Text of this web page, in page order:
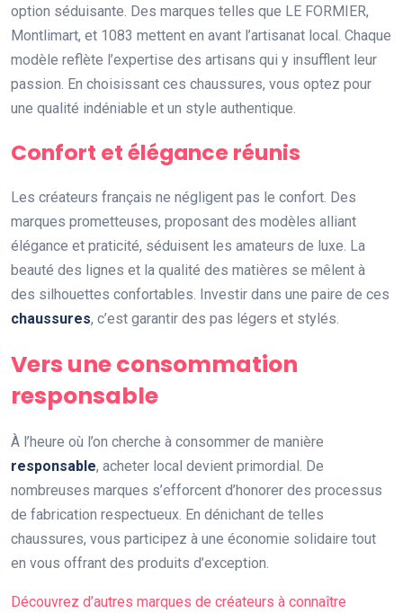
option séduisante. Des marques telles que LE FORMIER,
Montlimart, et 1083 mettent en avant l’artisanat local. Chaque
modèle reflète l’expertise des artisans qui y insufflent leur
passion. En choisissant ces chaussures, vous optez pour
une qualité indéniable et un style authentique.
Confort et élégance réunis
Les créateurs français ne négligent pas le confort. Des
marques prometteuses, proposant des modèles alliant
élégance et praticité, séduisent les amateurs de luxe. La
beauté des lignes et la qualité des matières se mêlent à
des silhouettes confortables. Investir dans une paire de ces
chaussures, c’est garantir des pas légers et stylés.
Vers une consommation
responsable
À l’heure où l’on cherche à consommer de manière
responsable, acheter local devient primordial. De
nombreuses marques s’efforcent d’honorer des processus
de fabrication respectueux. En dénichant de telles
chaussures, vous participez à une économie solidaire tout
en vous offrant des produits d’exception.
Découvrez d’autres marques de créateurs à connaître